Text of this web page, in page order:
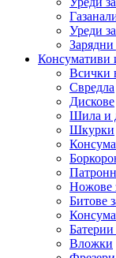
Уреди
Зарядни
Консумативи
Всички
Свредла
Дискове
Шила и
Шкурки
Ножове
Битове
Батерии
Вложки